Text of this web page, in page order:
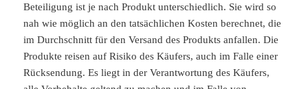
Beteiligung ist je nach Produkt unterschiedlich. Sie wird so
nah wie möglich an den tatsächlichen Kosten berechnet, die
im Durchschnitt für den Versand des Produkts anfallen. Die
Produkte reisen auf Risiko des Käufers, auch im Falle einer
Rücksendung. Es liegt in der Verantwortung des Käufers,